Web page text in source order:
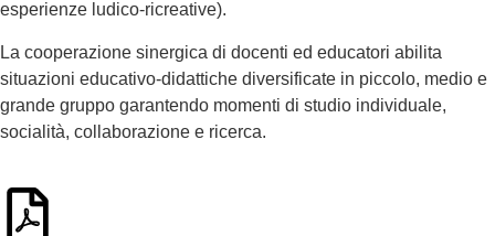
esperienze ludico-ricreative).
La cooperazione sinergica di docenti ed educatori abilita
situazioni educativo-didattiche diversificate in piccolo, medio e
grande gruppo garantendo momenti di studio individuale,
socialità, collaborazione e ricerca.